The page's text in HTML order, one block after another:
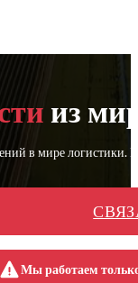
из
в мире
Мы работаем